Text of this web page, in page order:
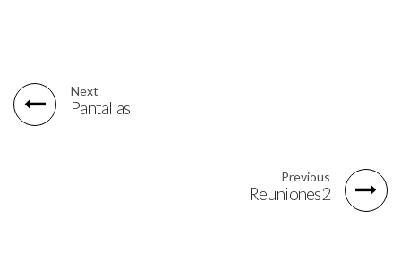
Next
Pantallas
Previous
Reuniones2